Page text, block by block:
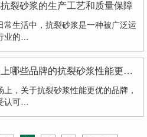
裂砂浆的生产工艺和质量保障
常生活中，抗裂砂浆是一种被广泛运
业的…
成都市场上哪些品牌的抗裂砂浆性能更优？
上，关于抗裂砂浆性能更优的品牌，
认可…